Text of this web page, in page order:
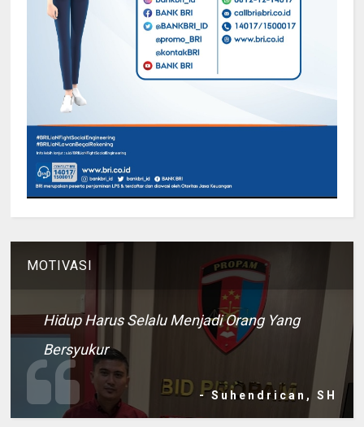
MOTIVASI
Hidup Harus Selalu Menjadi Orang Yang
Bersyukur
- Suhendrican, SH